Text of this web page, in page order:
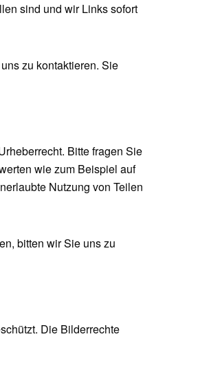
sind und wir Links sofort
zu kontaktieren. Sie
Bitte fragen Sie
wie zum Beispiel auf
Nutzung von Teilen
bitten wir Sie uns zu
Die Bilderrechte